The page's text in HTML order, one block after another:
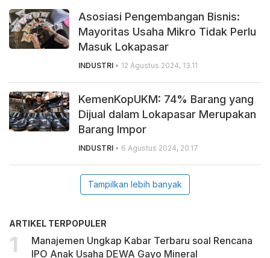
Asosiasi Pengembangan Bisnis:
Mayoritas Usaha Mikro Tidak Perlu
Masuk Lokapasar
INDUSTRI • 12 Agustus 2024, 13.11
KemenKopUKM: 74% Barang yang
Dijual dalam Lokapasar Merupakan
Barang Impor
INDUSTRI • 6 Agustus 2024, 20.17
Tampilkan lebih banyak
ARTIKEL TERPOPULER
Manajemen Ungkap Kabar Terbaru soal Rencana
IPO Anak Usaha DEWA Gayo Mineral